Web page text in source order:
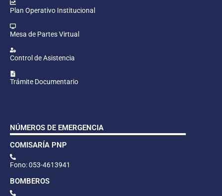
Plan Operativo Institucional
Mesa de Partes Virtual
Control de Asistencia
Trámite Documentario
NÚMEROS DE EMERGENCIA
COMISARÍA PNP
Fono: 053-4613941
BOMBEROS